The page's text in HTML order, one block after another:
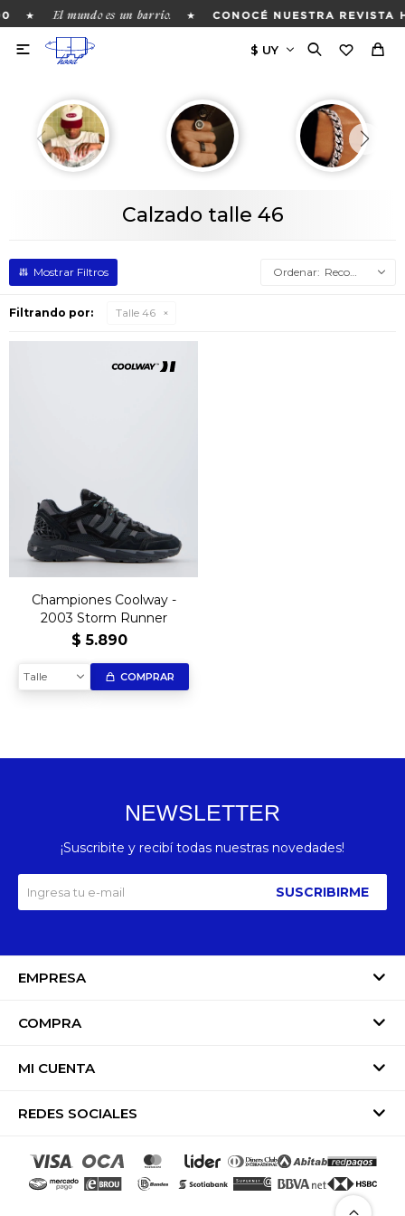
★ El mundo es un barrio. ★ CONOCÉ NUESTRA REVISTA

Calzado talle 46
Recomendados
Filtrando por: Talle 46
Championes Coolway -
2003 Storm Runner
$ 5.890
Talle COMPRAR
EMPRESA
COMPRA
MI CUENTA
REDES SOCIALES
NEWSLETTER
¡Suscribite y recibí todas nuestras novedades!
SUSCRIBIRME